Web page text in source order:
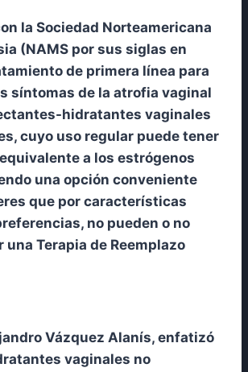
la Sociedad Norteamericana
(NAMS por sus siglas en
de primera línea para
síntomas de la atrofia vaginal
hidratantes vaginales
cuyo uso regular puede tener
a los estrógenos
una opción conveniente
que por características
no pueden o no
una Terapia de Reemplazo
Vázquez Alanís, enfatizó
vaginales no